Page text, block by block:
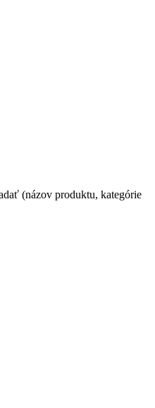
(názov produktu, kategórie